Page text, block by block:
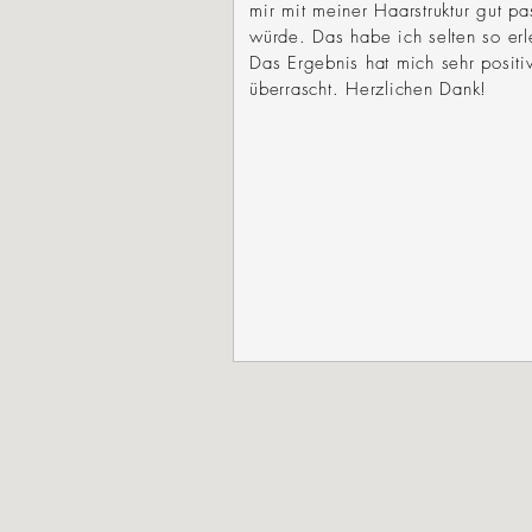
mir mit meiner Haarstruktur gut
würde. Das habe ich selten so
Das Ergebnis hat mich sehr
überrascht. Herzlichen Dank!